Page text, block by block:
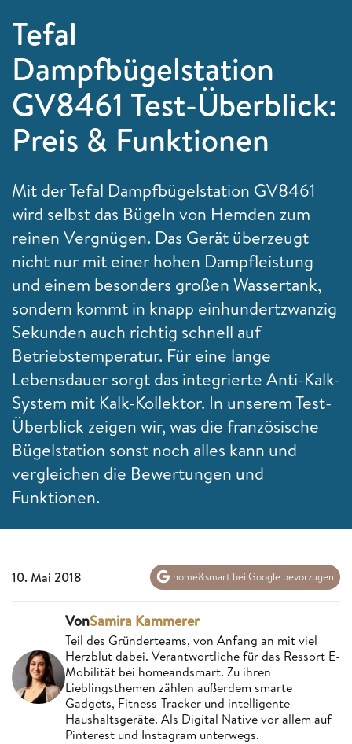
Tefal
Dampfbügelstation
GV8461 Test-Überblick:
Preis & Funktionen
Mit der Tefal Dampfbügelstation GV8461
wird selbst das Bügeln von Hemden zum
reinen Vergnügen. Das Gerät überzeugt
nicht nur mit einer hohen Dampfleistung
und einem besonders großen Wassertank,
sondern kommt in knapp einhundertzwanzig
Sekunden auch richtig schnell auf
Betriebstemperatur. Für eine lange
Lebensdauer sorgt das integrierte Anti-Kalk-
System mit Kalk-Kollektor. In unserem Test-
Überblick zeigen wir, was die französische
Bügelstation sonst noch alles kann und
vergleichen die Bewertungen und
Funktionen.
10. Mai 2018 home&smart bei Google bevorzugen
VonSamira Kammerer
Teil des Gründerteams, von Anfang an mit viel
Herzblut dabei. Verantwortliche für das Ressort E-
Mobilität bei homeandsmart. Zu ihren
Lieblingsthemen zählen außerdem smarte
Gadgets, Fitness-Tracker und intelligente
Haushaltsgeräte. Als Digital Native vor allem auf
Pinterest und Instagram unterwegs.